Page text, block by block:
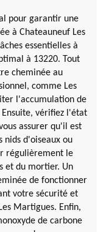
pour garantir une
à Chateauneuf Les
essentielles à
à 13220. Tout
cheminée au
comme Les
l'accumulation de
vérifiez l'état
assurer qu'il est
nids d'oiseaux ou
régulièrement le
et du mortier. Un
de fonctionner
votre sécurité et
Martigues. Enfin,
de carbone